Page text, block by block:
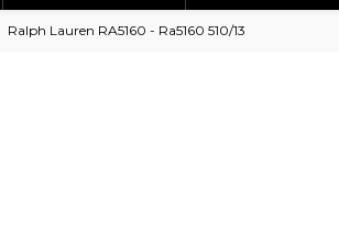
Ralph Lauren RA5160 - Ra5160 510/13